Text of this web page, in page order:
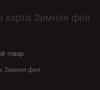
карта Зимняя фея
товар
Зимняя фея